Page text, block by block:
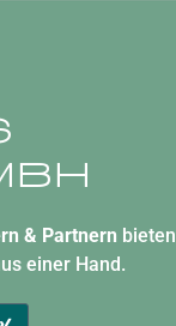
& Partnern bieten
einer Hand.